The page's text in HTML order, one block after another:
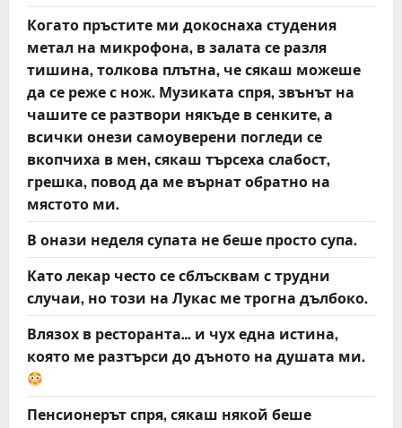
Когато пръстите ми докоснаха студения
метал на микрофона, в залата се разля
тишина, толкова плътна, че сякаш можеше
да се реже с нож. Музиката спря, звънът на
чашите се разтвори някъде в сенките, а
всички онези самоуверени погледи се
вкопчиха в мен, сякаш търсеха слабост,
грешка, повод да ме върнат обратно на
мястото ми.
В онази неделя супата не беше просто супа.
Като лекар често се сблъсквам с трудни
случаи, но този на Лукас ме трогна дълбоко.
Влязох в ресторанта… и чух една истина,
която ме разтърси до дъното на душата ми.
Пенсионерът спря, сякаш някой беше